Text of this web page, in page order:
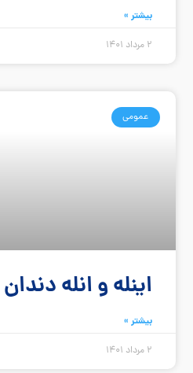
بیشتر »
2 مرداد 1401
عمومی
اینله و انله
بیشتر »
2 مرداد 1401